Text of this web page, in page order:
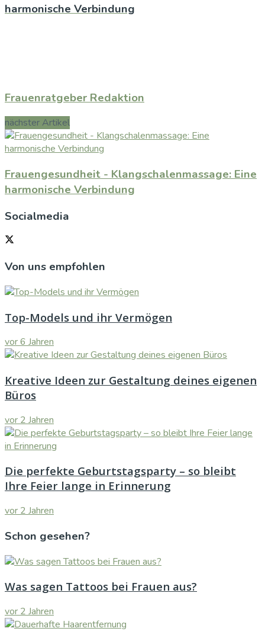
harmonische Verbindung
Frauenratgeber Redaktion
nächster Artikel
Frauengesundheit - Klangschalenmassage: Eine
harmonische Verbindung
Socialmedia
Von uns empfohlen
Top-Models und ihr Vermögen
vor 6 Jahren
Kreative Ideen zur Gestaltung deines eigenen
Büros
vor 2 Jahren
Die perfekte Geburtstagsparty – so bleibt
Ihre Feier lange in Erinnerung
vor 2 Jahren
Schon gesehen?
Was sagen Tattoos bei Frauen aus?
vor 2 Jahren